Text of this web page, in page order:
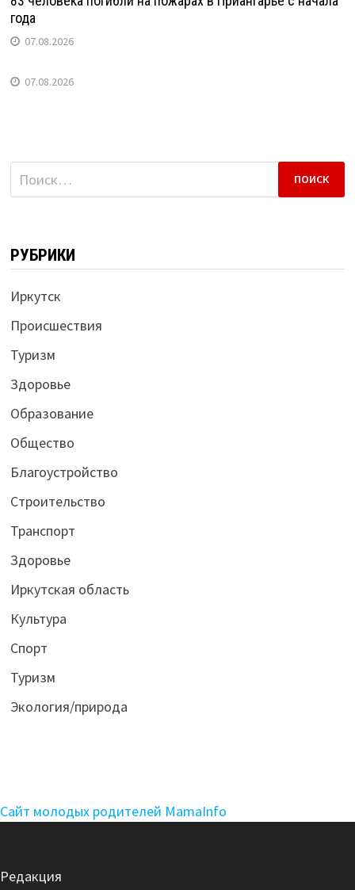
года
07.08.2026
07.08.2026
Найти:
РУБРИКИ
Иркутск
Происшествия
Туризм
Здоровье
Образование
Общество
Благоустройство
Строительство
Транспорт
Здоровье
Иркутская область
Культура
Спорт
Туризм
Экология/природа
Сайт молодых родителей MamaInfo
Редакция